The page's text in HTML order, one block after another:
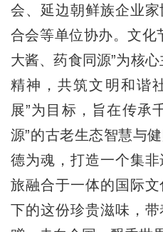
会、延边朝鲜族企业
合会等单位协办。文化
大酱、药食同源”为核
精神，共筑文明和谐
展”为目标，旨在传承
源”的古老生态智慧与
德为魂，打造一个集
旅融合于一体的国际
下的这份珍贵滋味，